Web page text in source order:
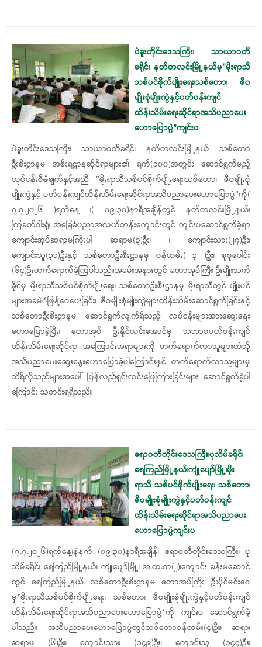
ပဲခူးတိုင်းဒေသကြီး၊ သာယာဝတီ
ခရိုင်၊ နတ်တလင်းမြို့နယ်မှ"မိုးရာသီ
သစ်ပင်စိုက်ပျိုးရေး၊သစ်တော၊ ဇီဝ
မျိုးစုံမျိုးကွဲနှင့်ပတ်ဝန်းကျင်
ထိန်းသိမ်းရေးဆိုင်ရာအသိပညာပေး
ဟောပြောပွဲ"ကျင်းပ
ပဲခူးတိုင်းဒေသကြီး၊ သာယာဝတီခရိုင်၊ နတ်တလင်းမြို့နယ် သစ်တော
ဦးစီးဌာနမှ အစိုးရဌာနဆိုင်ရာများ၏ ရက်(၁၀၀)အတွင်း ဆောင်ရွက်မည့်
လုပ်ငန်းစီမံချက်နှင့်အညီ "မိုးရာသီသစ်ပင်စိုက်ပျိုးရေး၊သစ်တော၊ ဇီဝမျိုးစုံ
မျိုးကွဲနှင့် ပတ်ဝန်းကျင်ထိန်းသိမ်းရေးဆိုင်ရာအသိပညာပေးဟောပြောပွဲ"ကို(
၇.၇.၂၀၂၆ )ရက်နေ့ ၊( ၀၉:၃၀)နာရီအချိန်တွင် နတ်တလင်းမြို့နယ်၊
ကြခတ်ဝါးရုံ၊ အခြေခံပညာအလယ်တန်းကျောင်းတွင် ကျင်းပဆောင်ရွက်ခဲ့ရာ
ကျောင်းအုပ်ဆရာမကြီးပါ ဆရာမ(၃)ဦး၊ ၊ ကျောင်းသား(၂၇)ဦး၊
ကျောင်းသူ(၃၁)ဦးနှင့် သစ်တောဦးစီးဌာနမှ ဝန်ထမ်း( ၃ )ဦး၊ စုစုပေါင်း
(၆၄)ဦးတက်ရောက်ခဲ့ကြပါသည်။အခမ်းအနားတွင် တောအုပ်ကြီး ဦး​မျိုးသက်
ခိုင်မှ မိုးရာသီသစ်ပင်စိုက်ပျိုးရေး၊ သစ်တောဦးစီးဌာနမှ မိုးရာသီတွင် ပျိုးပင်
များအခမဲံဖြန့်ဝေပေးခြင်း၊ ဇီဝမျိုးစုံမျိုးကွဲများထိန်းသိမ်းဆောင်ရွက်ခြင်းနှင့်
သစ်တောဦးစီးဌာနမှ ဆောင်ရွက်လျက်ရှိသည့် လုပ်ငန်းများအားဆွေးနွေး
ဟောပြောခဲ့ပြီး၊ တောအုပ် ဦးနိုင်လင်းအောင်မှ သဘာဝပတ်ဝန်းကျင်
ထိန်းသိမ်းရေးဆိုင်ရာ အကြောင်းအရာများကို တက်ရောက်လာသူများထံသို့
အသိပညာပေးဆွေးနွေးဟောပြောခဲ့ပါကြောင်းနှင့် တက်ရောက်လာသူများမှ
သိရှိလိုသည်များအပေါ် ပြန်လည်ရှင်းလင်းဖြေကြားခြင်းများ ဆောင်ရွက်ခဲ့ပါ
ကြောင်း သတင်းရရှိသည်။
ဧရာဝတီတိုင်းဒေသကြီး၊ပုသိမ်ခရိုင်၊
ရေကြည်မြို့နယ်၊ကျုံပျော်မြို့၊မိုး
ရာသီ သစ်ပင်စိုက်ပျိုးရေး၊ သစ်တော၊
ဇီဝမျိုးစုံမျိုးကွဲနှင့်ပတ်ဝန်းကျင်
ထိန်းသိမ်းရေးဆိုင်ရာအသိပညာပေး
ဟောပြောပွဲကျင်းပ
(၇.၇.၂၀၂၆)ရက်နေ့၊နံနက် (၀၉:၃၀)နာရီအချိန်၊ ဧရာဝတီတိုင်းဒေသကြီး၊ ပု
သိမ်ခရိုင်၊ ရေကြည်မြို့နယ်၊ ကျုံပျော်မြို့၊ အ.ထ.က(၂)၊ကျောင်း ခန်းမဆောင်
တွင် ရေကြည်မြို့နယ် သစ်တောဦးစီးဌာနမှ တောအုပ်ကြီး ဦးပိုင်မင်းဝေ
မှ*မိုးရာသီသစ်ပင်စိုက်ပျိုးရေး၊ သစ်တော၊ ဇီဝမျိုးစုံမျိုးကွဲနှင့်ပတ်ဝန်းကျင်
ထိန်းသိမ်းရေးဆိုင်ရာအသိပညာပေးဟောပြောပွဲ*ကို ကျင်းပ ဆောင်ရွက်ခဲ့
ပါသည်။ အသိပညာပေးဟောပြောပွဲတွင်သစ်တောဝန်ထမ်း(၄)ဦး၊ ဆရာ၊
ဆရာမ (၆)ဦး၊ ကျောင်းသား (၁၄၉)ဦး၊ ကျောင်းသူ (၁၄၄)ဦး၊